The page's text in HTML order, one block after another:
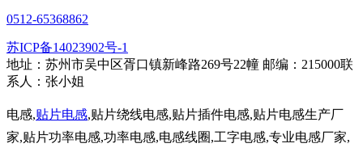
0512-65368862
苏ICP备14023902号-1
地址：苏州市吴中区胥口镇新峰路269号22幢 邮编：215000联
系人：张小姐
电感,贴片电感,贴片绕线电感,贴片插件电感,贴片电感生产厂
家,贴片功率电感,功率电感,电感线圈,工字电感,专业电感厂家,